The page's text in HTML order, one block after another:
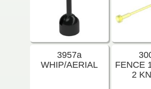
3957a
WHIP/AERIAL
FENCE
2